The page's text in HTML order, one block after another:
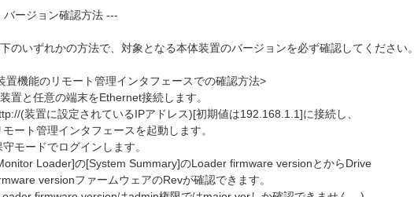
ージョン確認方法 ---
のいずれかの方法で、対象となる本体装置のバージョンを必ず確認してください。
置機能のリモート管理インタフェースでの確認方法>
置と任意の端末をEthernet接続します。
(装置に設定されているIPアドレス)[初期値は192.168.1.1]に接続し、
ート管理インタフェースを起動します。
モードでログインします。
Loader]の[System Summary]のLoader firmware versionとからDrive
versionファームウェアのRevが確認できます。